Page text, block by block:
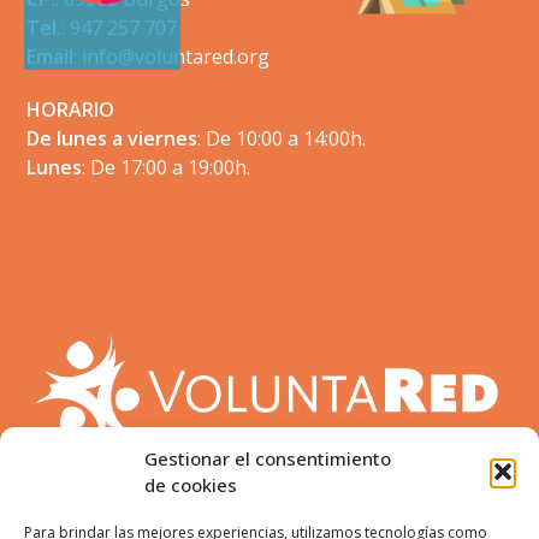
Gestionar el consentimiento
de cookies
Para brindar las mejores experiencias, utilizamos tecnologías como
Tel.: 947 257 707
Email: info@voluntared.org
HORARIO
De lunes a viernes: De 10:00 a 14:00h.
Lunes: De 17:00 a 19:00h.